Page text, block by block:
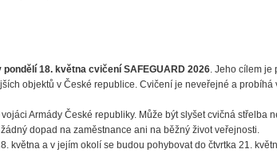
18. května cvičení SAFEGUARD 2026. Jeho cílem je
objektů v České republice. Cvičení je neveřejné a probíhá
Armády České republiky. Může být slyšet cvičná střelba
dopad na zaměstnance ani na běžný život veřejnosti.
května a v jejím okolí se budou pohybovat do čtvrtka 21.